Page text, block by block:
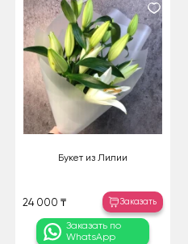
Букет из Лилии
24 000 ₸ Заказать
Заказать по
WhatsApp